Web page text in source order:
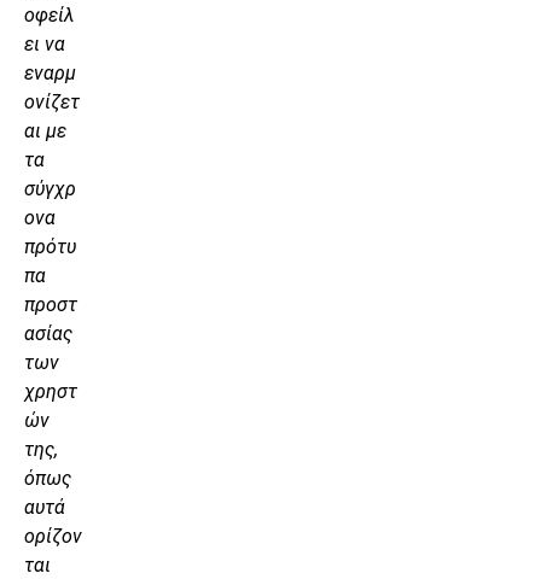
οφείλ
ει να
εναρμ
ονίζετ
αι με
τα
σύγχρ
ονα
πρότυ
πα
προστ
ασίας
των
χρηστ
ών
της,
όπως
αυτά
ορίζον
ται